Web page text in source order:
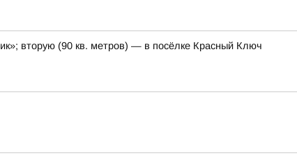
вторую (90 кв. метров) — в посёлке Красный Ключ